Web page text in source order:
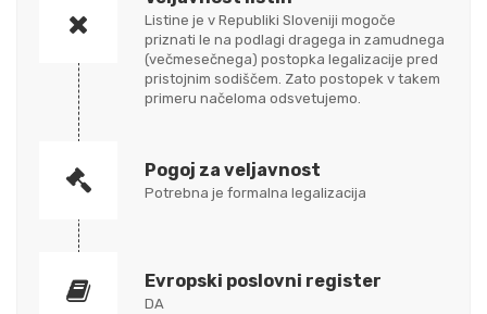
Listine je v Republiki Sloveniji mogoče
priznati le na podlagi dragega in zamudnega
(večmesečnega) postopka legalizacije pred
pristojnim sodiščem. Zato postopek v takem
primeru načeloma odsvetujemo.
Pogoj za veljavnost
Potrebna je formalna legalizacija
Evropski poslovni register
DA